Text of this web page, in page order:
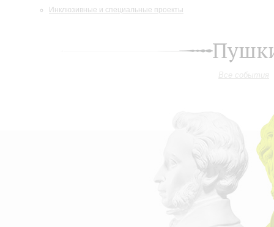
Инклюзивные и специальные проекты
Все события